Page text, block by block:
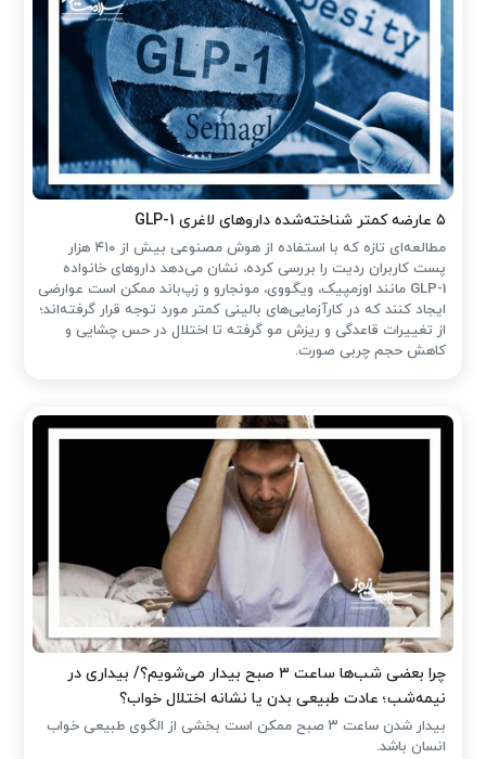
۵ عارضه کمتر شناخته‌شده داروهای لاغری GLP-1
مطالعه‌ای تازه که با استفاده از هوش مصنوعی بیش از ۴۱۰ هزار
پست کاربران ردیت را بررسی کرده، نشان می‌دهد داروهای خانواده
GLP-1 مانند اوزمپیک، ویگووی، مونجارو و زپ‌باند ممکن است عوارضی
ایجاد کنند که در کارآزمایی‌های بالینی کمتر مورد توجه قرار گرفته‌اند؛
از تغییرات قاعدگی و ریزش مو گرفته تا اختلال در حس چشایی و
کاهش حجم چربی صورت.
چرا بعضی شب‌ها ساعت ۳ صبح بیدار می‌شویم؟/ بیداری در
نیمه‌شب؛ عادت طبیعی بدن یا نشانه اختلال خواب؟
بیدار شدن ساعت ۳ صبح ممکن است بخشی از الگوی طبیعی خواب
انسان باشد.